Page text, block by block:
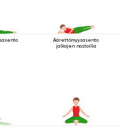
Äärettömyysasento
jalkojen nostoilla